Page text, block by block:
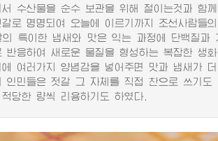
수산물을 순수 보관을 위해 절이는것과 함
로 명명되여 오늘에 이르기까지 조선사람들
특이한 냄새와 맛은 익는 과정에 단백질과
반응하여 새로운 물질을 형성하는 복잡한 생화
여러가지 양념감을 넣어주면 맛과 냄새가 더
민들은 젓갈 그 자체를 직접 찬으로 쓰기도
당한 량씩 리용하기도 하였다.